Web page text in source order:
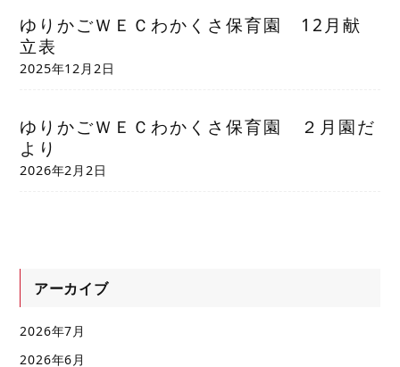
ゆりかごＷＥＣわかくさ保育園 12月献
立表
2025年12月2日
ゆりかごＷＥＣわかくさ保育園 ２月園だ
より
2026年2月2日
アーカイブ
2026年7月
2026年6月